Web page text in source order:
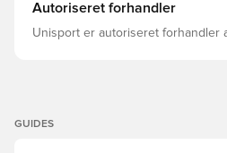
Autoriseret forhandler
Unisport er autoriseret forhandler
GUIDES